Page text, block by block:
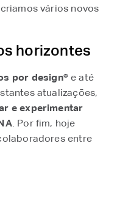
vários novos
horizontes
por design®e até
atualizações,
e experimentar
. Por fim, hoje
entre